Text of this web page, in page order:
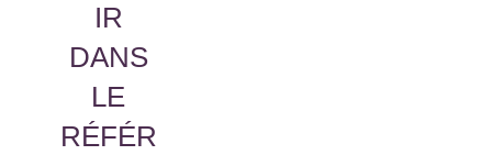
IR
DANS
LE
RÉFÉR